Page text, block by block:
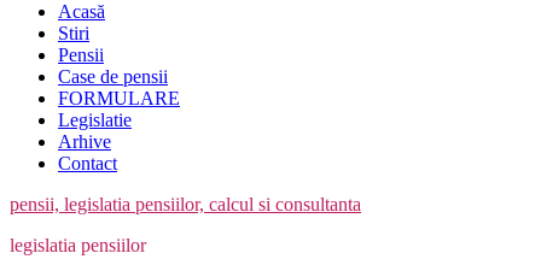
Acasă
Stiri
Pensii
Case de pensii
FORMULARE
Legislatie
Arhive
Contact
pensii, legislatia pensiilor, calcul si consultanta
legislatia pensiilor